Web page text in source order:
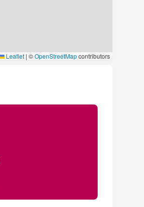
Leaflet | ©OpenStreetMapcontributors